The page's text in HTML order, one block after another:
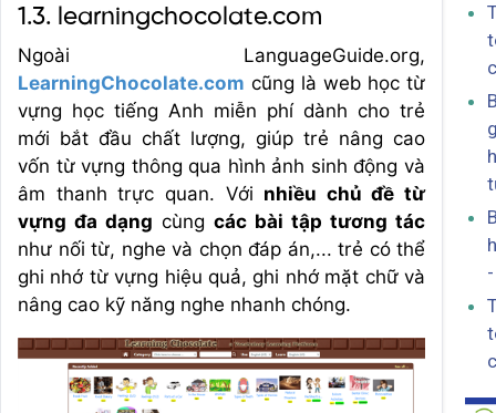
1.3. learningchocolate.com
Ngoài LanguageGuide.org,
LearningChocolate.com cũng là web học từ
vựng học tiếng Anh miễn phí dành cho trẻ
mới bắt đầu chất lượng, giúp trẻ nâng cao
vốn từ vựng thông qua hình ảnh sinh động và
âm thanh trực quan. Với nhiều chủ đề từ
vựng đa dạng cùng các bài tập tương tác
như nối từ, nghe và chọn đáp án,... trẻ có thể
ghi nhớ từ vựng hiệu quả, ghi nhớ mặt chữ và
nâng cao kỹ năng nghe nhanh chóng.